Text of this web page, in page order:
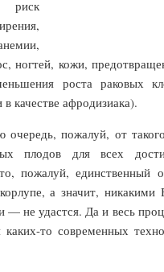
риск
ногтей, кожи,
роста раковых
качестве афродизиака).
пожалуй, от
плодов для всех
пожалуй, единственный
а значит, никакими
— не удастся. Да и весь
то современных